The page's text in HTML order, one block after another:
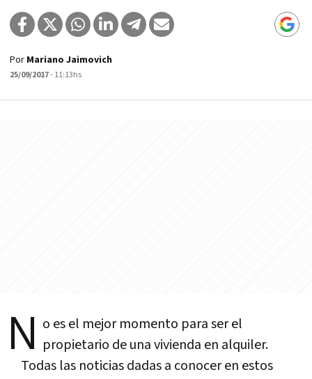
Por Mariano Jaimovich
25/09/2017- 11:13hs
N o es el mejor momento para ser el
propietario de una vivienda en alquiler.
Todas las noticias dadas a conocer en estos